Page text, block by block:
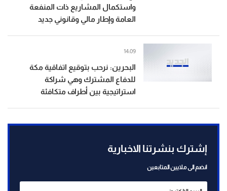
واستكمال المشاريع ذات المنفعة
العامة وإطار مالي وقانوني جديد
البحرين: نرحب بتوقيع اتفاقية مكة
للدفاع المشترك وهي شراكة
استراتيجية بين أطراف متكافئة
14:09
إشترك بنشرتنا الاخبارية
انضم الى ملايين المتابعين